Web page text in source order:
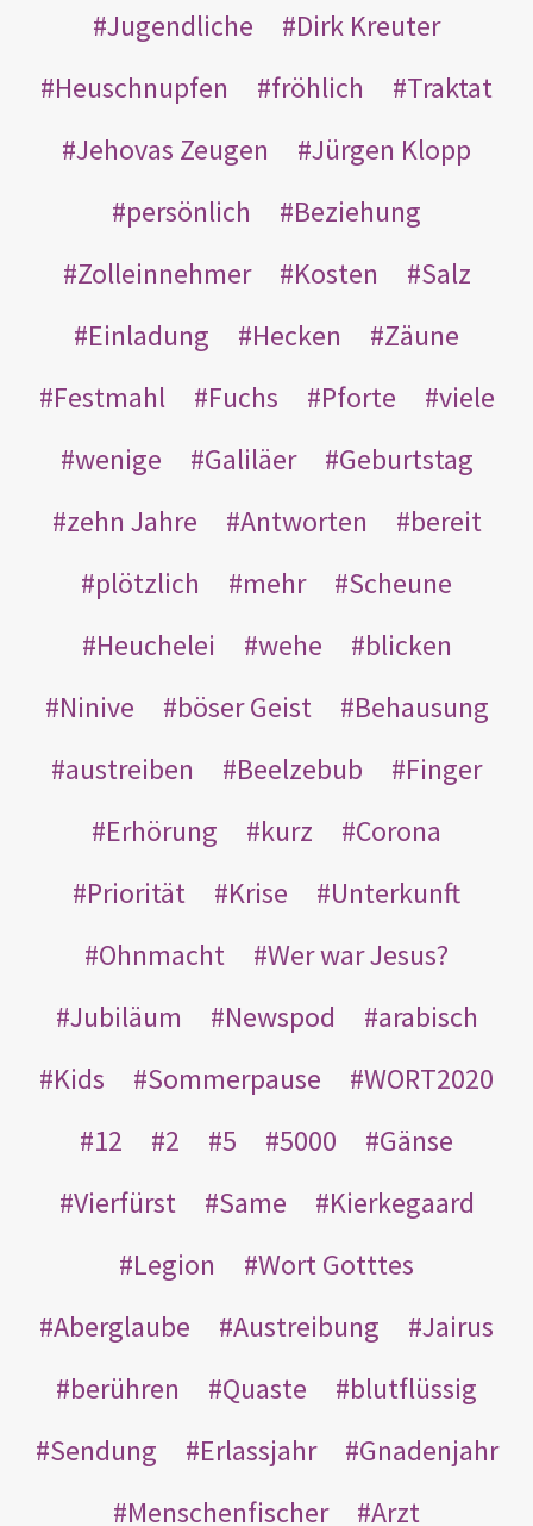
Jugendliche
Dirk Kreuter
Heuschnupfen
fröhlich
Traktat
Jehovas Zeugen
Jürgen Klopp
persönlich
Beziehung
Zolleinnehmer
Kosten
Salz
Einladung
Hecken
Zäune
Festmahl
Fuchs Pforte
viele
wenige
Galiläer
Geburtstag
zehn Jahre
Antworten
bereit
plötzlich
mehr
Scheune
Heuchelei
wehe
blicken
Ninive
böser Geist
Behausung
austreiben
Beelzebub
Finger
Erhörung
kurz
Corona
Priorität
Krise
Unterkunft
Ohnmacht
Wer war Jesus?
Jubiläum
Newspod
arabisch
Kids
Sommerpause
WORT2020
12
2 5 5000
Gänse
Vierfürst
Same
Kierkegaard
Legion
Wort Gotttes
Aberglaube
Austreibung
Jairus
berühren
Quaste
blutflüssig
Sendung
Erlassjahr
Gnadenjahr
Menschenfischer
Arzt